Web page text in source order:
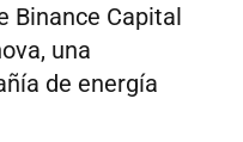
Binance Capital
una
de energía